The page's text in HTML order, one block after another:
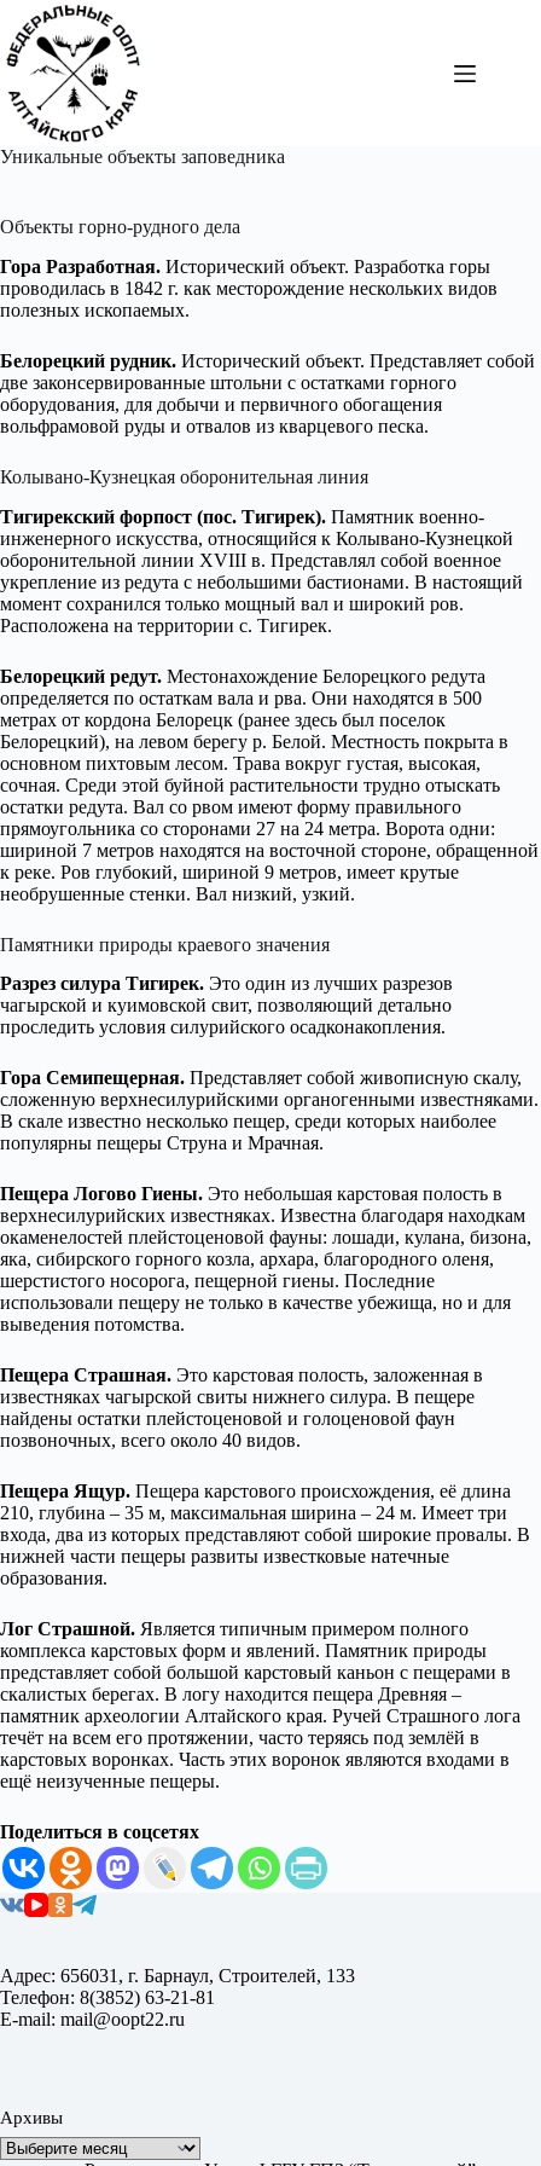
Перейти
сути
Уникальные объекты заповедника
Объекты горно-рудного дела
Гора Разработная. Исторический объект. Разработка горы
проводилась в 1842 г. как месторождение нескольких видов
полезных ископаемых.
Белорецкий рудник. Исторический объект. Представляет собой
две законсервированные штольни с остатками горного
оборудования, для добычи и первичного обогащения
вольфрамовой руды и отвалов из кварцевого песка.
Колывано-Кузнецкая оборонительная линия
Тигирекский форпост (пос. Тигирек). Памятник военно-
инженерного искусства, относящийся к Колывано-Кузнецкой
оборонительной линии XVIII в. Представлял собой военное
укрепление из редута с небольшими бастионами. В настоящий
момент сохранился только мощный вал и широкий ров.
Расположена на территории с. Тигирек.
Белорецкий редут. Местонахождение Белорецкого редута
определяется по остаткам вала и рва. Они находятся в 500
метрах от кордона Белорецк (ранее здесь был поселок
Белорецкий), на левом берегу р. Белой. Местность покрыта в
основном пихтовым лесом. Трава вокруг густая, высокая,
сочная. Среди этой буйной растительности трудно отыскать
остатки редута. Вал со рвом имеют форму правильного
прямоугольника со сторонами 27 на 24 метра. Ворота одни:
шириной 7 метров находятся на восточной стороне, обращенной
к реке. Ров глубокий, шириной 9 метров, имеет крутые
необрушенные стенки. Вал низкий, узкий.
Памятники природы краевого значения
Разрез силура Тигирек. Это один из лучших разрезов
чагырской и куимовской свит, позволяющий детально
проследить условия силурийского осадконакопления.
Гора Семипещерная. Представляет собой живописную скалу,
сложенную верхнесилурийскими органогенными известняками.
В скале известно несколько пещер, среди которых наиболее
популярны пещеры Струна и Мрачная.
Пещера Логово Гиены. Это небольшая карстовая полость в
верхнесилурийских известняках. Известна благодаря находкам
окаменелостей плейстоценовой фауны: лошади, кулана, бизона,
яка, сибирского горного козла, архара, благородного оленя,
шерстистого носорога, пещерной гиены. Последние
использовали пещеру не только в качестве убежища, но и для
выведения потомства.
Пещера Страшная. Это карстовая полость, заложенная в
известняках чагырской свиты нижнего силура. В пещере
найдены остатки плейстоценовой и голоценовой фаун
позвоночных, всего около 40 видов.
Пещера Ящур. Пещера карстового происхождения, её длина
210, глубина – 35 м, максимальная ширина – 24 м. Имеет три
входа, два из которых представляют собой широкие провалы. В
нижней части пещеры развиты известковые натечные
образования.
Лог Страшной. Является типичным примером полного
комплекса карстовых форм и явлений. Памятник природы
представляет собой большой карстовый каньон с пещерами в
скалистых берегах. В логу находится пещера Древняя –
памятник археологии Алтайского края. Ручей Страшного лога
течёт на всем его протяжении, часто теряясь под землёй в
карстовых воронках. Часть этих воронок являются входами в
ещё неизученные пещеры.
Поделиться в соцсетях
Адрес: 656031, г. Барнаул, Строителей, 133
Телефон: 8(3852) 63-21-81
E-mail: mail@oopt22.ru
Архивы